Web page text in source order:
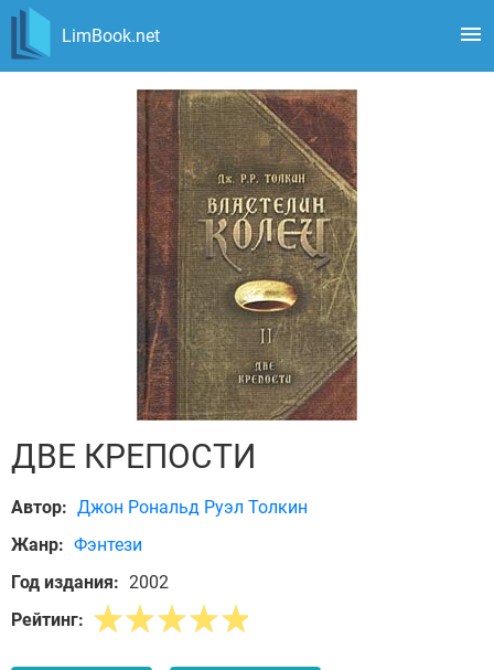
LimBook.net
ДВЕ КРЕПОСТИ
Автор: Джон Рональд Руэл Толкин
Жанр: Фэнтези
Год издания: 2002
Рейтинг: